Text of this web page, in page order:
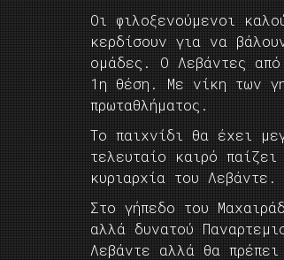
Οι φιλοξενούμενοι
κερδίσουν για να
ομάδες. Ο Λεβάντες
1η θέση. Με νίκη των
πρωταθλήματος.
Το παιχνίδι θα έχει
τελευταίο καιρό
κυριαρχία του Λεβάντε.
Στο γήπεδο του
αλλά δυνατού
Λεβάντε αλλά θα